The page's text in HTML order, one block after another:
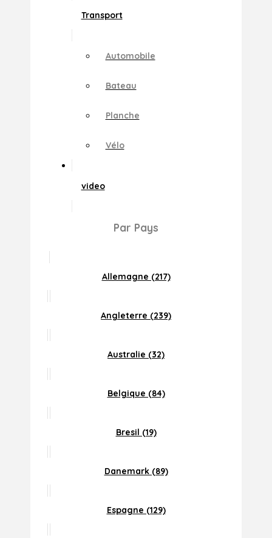
Transport
Automobile
Bateau
Planche
Vélo
video
Par Pays
Allemagne (217)
Angleterre (239)
Australie (32)
Belgique (84)
Bresil (19)
Danemark (89)
Espagne (129)